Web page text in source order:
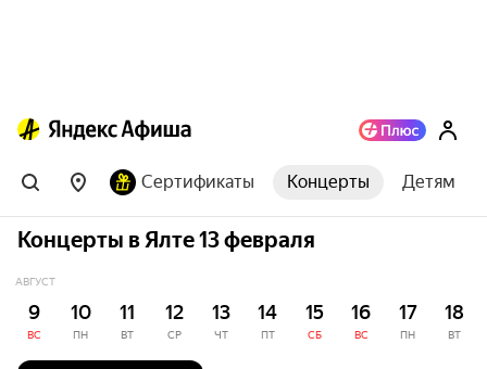
Сертификаты Концерты Детям
Концерты в Ялте 13 февраля
АВГУСТ
9
ВС
10
ПН
11
ВТ
12
СР
13
ЧТ
14
ПТ
15
СБ
16
ВС
17
ПН
18
ВТ